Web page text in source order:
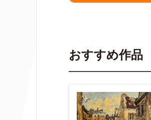
おすすめ作品